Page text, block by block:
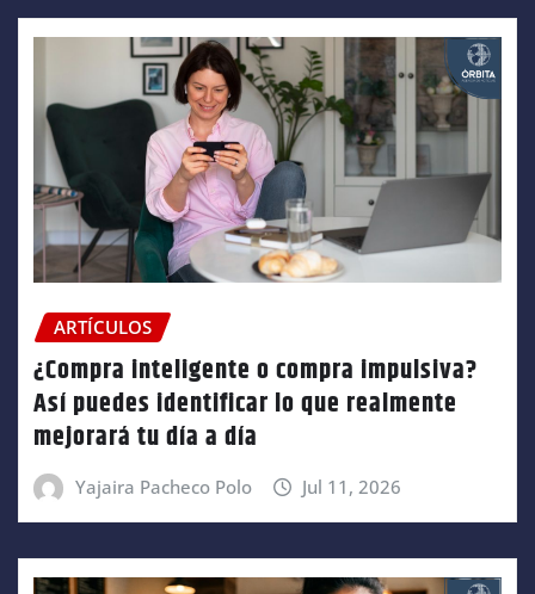
ARTÍCULOS
¿Compra inteligente o compra impulsiva?
Así puedes identificar lo que realmente
mejorará tu día a día
Yajaira Pacheco Polo Jul 11, 2026